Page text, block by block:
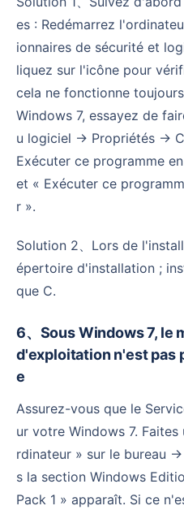
es : Redémarrez
ionnaires de sécurité et
liquez sur l'icône pour
cela ne fonctionne
Windows 7, essayez de
u logiciel → Propriétés →
Exécuter ce programme
et « Exécuter ce
r ».
Solution 2、Lors de l'installation, ne modifiez pas le r
épertoire d'installation ;
que C.
6、Sous Windows 7, le message « Ce système
d'exploitation n'est pas
e
Assurez-vous que le Service Pack 1 est bien installé s
ur votre Windows 7.
rdinateur » sur le bureau
s la section Windows
Pack 1 » apparaît. Si ce